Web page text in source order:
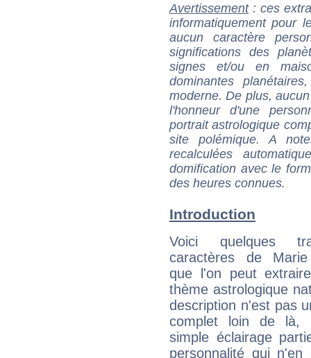
Avertissement: ces
informatiquement pour
aucun caractère
significations des
signes et/ou en
dominantes
moderne. De plus,
l'honneur d'une
portrait astrologique
site polémique. A
recalculées
domification avec le
des heures connues.
Introduction
Voici quelques
caractères de
que l'on peut
thème astrologique
description n'est pas
complet loin de là,
simple éclairage
personnalité qui n'en